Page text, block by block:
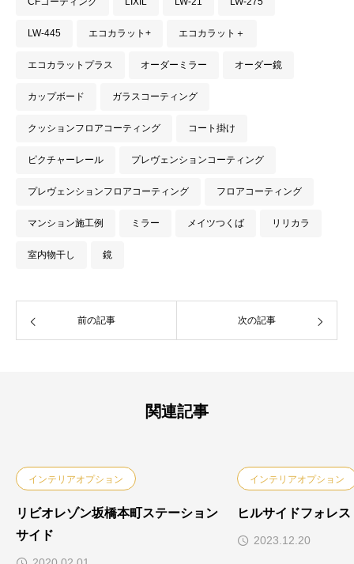
LW-445 エコカラット+ エコカラット＋
エコカラットプラス オーダーミラー オーダー鏡
カップボード ガラスコーティング
クッションフロアコーティング コート掛け
ピクチャーレール プレヴェンションコーティング
プレヴェンションフロアコーティング フロアコーティング
マンション施工例 ミラー メイツつくば リリカラ
室内物干し 鏡
前の記事 次の記事
関連記事
インテリアオプション
リビオレゾン坂橋本町ステーション
サイド
インテリアオプション
ヒルサイドフォレ
2023.12.20